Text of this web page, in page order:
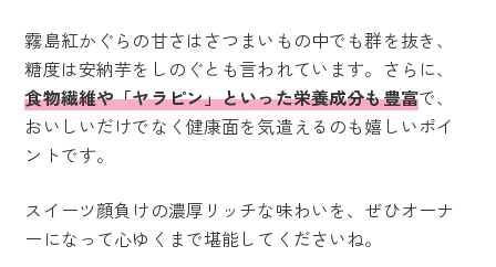
霧島紅かぐらの甘さはさつまいもの中でも群を抜き、
糖度は安納芋をしのぐとも言われています。さらに、
食物繊維や「ヤラピン」といった栄養成分も豊富で、
おいしいだけでなく健康面を気遣えるのも嬉しいポイ
ントです。
スイーツ顔負けの濃厚リッチな味わいを、ぜひオーナ
ーになって心ゆくまで堪能してくださいね。